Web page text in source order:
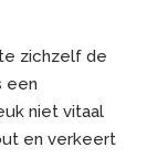
zichzelf de
een
niet vitaal
en verkeert